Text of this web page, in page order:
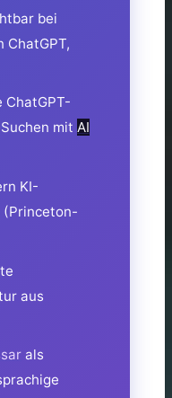
bei
ChatGPT,
ChatGPT-
mit AI
KI-
(Princeton-
aus
als